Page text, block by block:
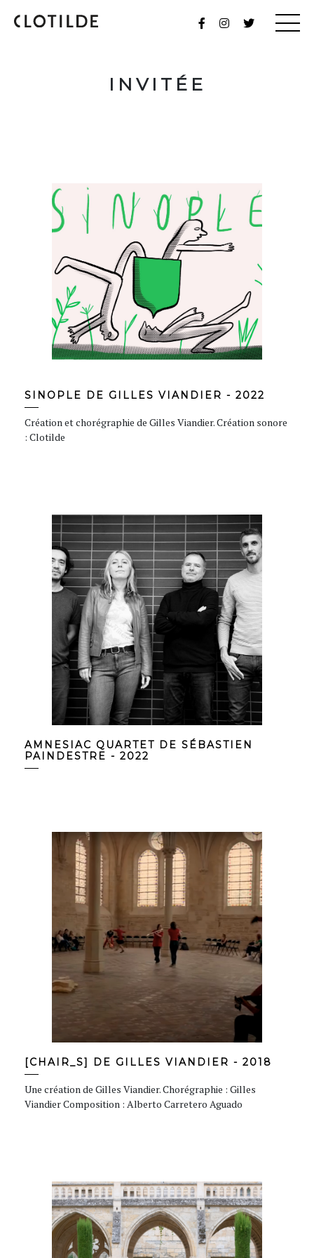
INVITÉE
SINOPLE DE GILLES VIANDIER - 2022
Création et chorégraphie de Gilles Viandier. Création sonore
: Clotilde
AMNESIAC QUARTET DE SÉBASTIEN
PAINDESTRE - 2022
[CHAIR_S] DE GILLES VIANDIER - 2018
Une création de Gilles Viandier. Chorégraphie : Gilles
Viandier Composition : Alberto Carretero Aguado